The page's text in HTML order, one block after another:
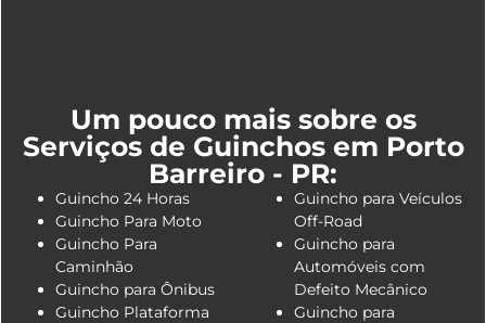
Um pouco mais sobre os
Serviços de Guinchos em Porto
Barreiro - PR:
Guincho 24 Horas
Guincho Para Moto
Guincho Para
Caminhão
Guincho para Ônibus
Guincho Plataforma
Guincho para Veículos
Off-Road
Guincho para
Automóveis com
Defeito Mecânico
Guincho para